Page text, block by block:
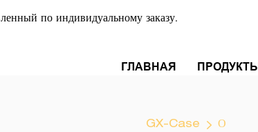
по индивидуальному заказу.
ГЛАВНАЯ ПРОДУКТЫ
GX-Case О